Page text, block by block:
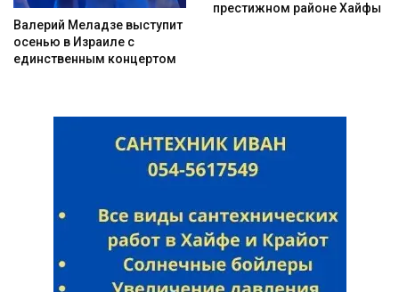
Валерий Меладзе выступит
осенью в Израиле с
единственным концертом
престижном районе Хайфы